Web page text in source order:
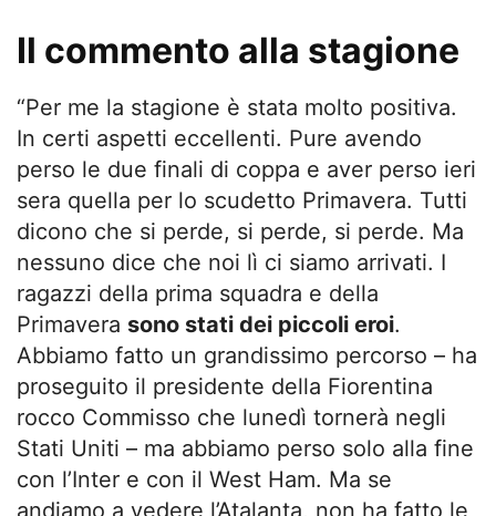
Il commento alla stagione
“Per me la stagione è stata molto positiva.
In certi aspetti eccellenti. Pure avendo
perso le due finali di coppa e aver perso ieri
sera quella per lo scudetto Primavera. Tutti
dicono che si perde, si perde, si perde. Ma
nessuno dice che noi lì ci siamo arrivati. I
ragazzi della prima squadra e della
Primavera sono stati dei piccoli eroi.
Abbiamo fatto un grandissimo percorso – ha
proseguito il presidente della Fiorentina
rocco Commisso che lunedì tornerà negli
Stati Uniti – ma abbiamo perso solo alla fine
con l’Inter e con il West Ham. Ma se
andiamo a vedere l’Atalanta, non ha fatto le